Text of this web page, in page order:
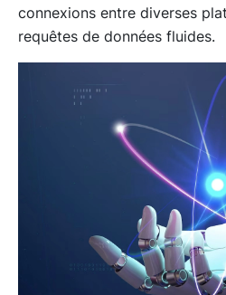
connexions entre diverses
requêtes de données fluides.